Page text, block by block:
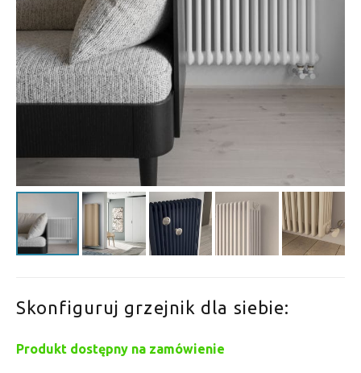
Skonfiguruj grzejnik dla siebie:
Produkt dostępny na zamówienie